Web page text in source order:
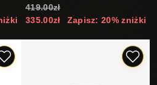
419.00zł
335.00zł
Zapisz: 20% zniżki